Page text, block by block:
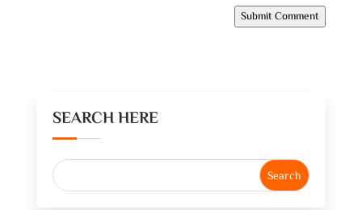
Submit Comment
SEARCH HERE